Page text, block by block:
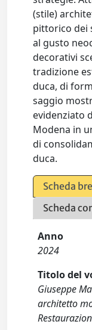
(stile)
pittorico dei
al gusto
decorativi
tradizione
duca, di
saggio
evidenziato
Modena in
di
duca.
Scheda
Scheda
Anno
2024
Titolo del
Giuseppe
architetto